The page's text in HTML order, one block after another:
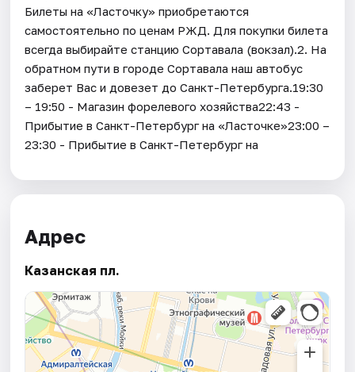
Билеты на «Ласточку» приобретаются
самостоятельно по ценам РЖД. Для покупки билета
всегда выбирайте станцию Сортавала (вокзал).2. На
обратном пути в городе Сортавала наш автобус
заберет Вас и довезет до Санкт-Петербурга.19:30
– 19:50 - Магазин форелевого хозяйства22:43 -
Прибытие в Санкт-Петербург на «Ласточке»23:00 –
23:30 - Прибытие в Санкт-Петербург на
Адрес
Казанская пл.